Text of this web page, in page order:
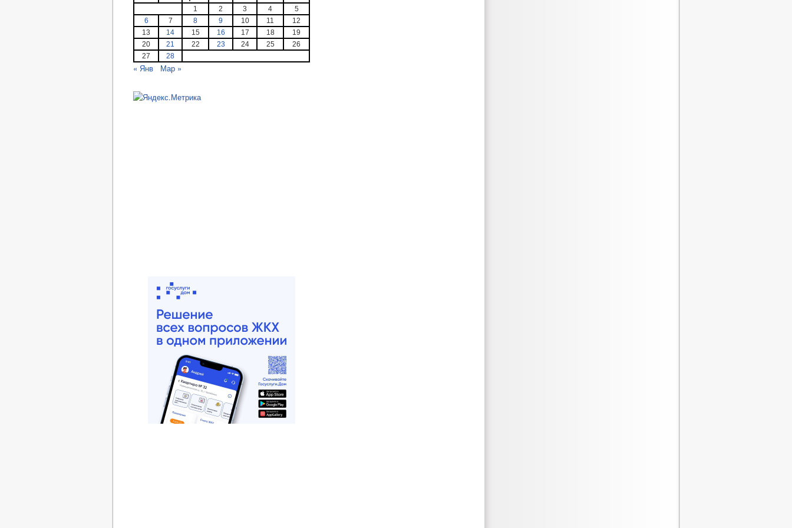
1 2 3 4
5
6
7 8 9 10 11
12
13
14 15 16 17 18
19
20
21 22 23 24 25
26
27
28
« Янв Мар »